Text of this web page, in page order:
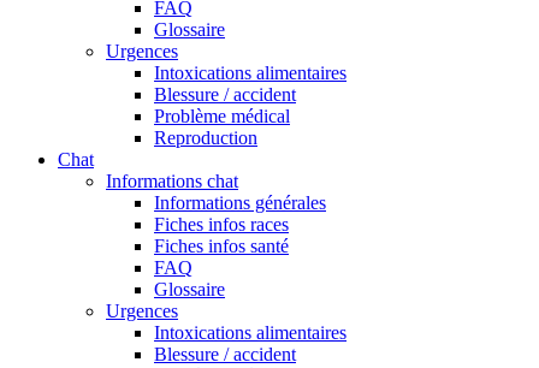
FAQ
Glossaire
Urgences
Intoxications alimentaires
Blessure / accident
Problème médical
Reproduction
Chat
Informations chat
Informations générales
Fiches infos races
Fiches infos santé
FAQ
Glossaire
Urgences
Intoxications alimentaires
Blessure / accident